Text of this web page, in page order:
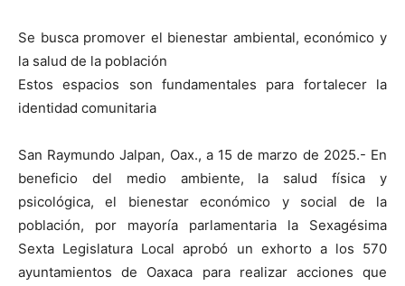
Se busca promover el bienestar ambiental, económico y
la salud de la población
Estos espacios son fundamentales para fortalecer la
identidad comunitaria
San Raymundo Jalpan, Oax., a 15 de marzo de 2025.- En
beneficio del medio ambiente, la salud física y
psicológica, el bienestar económico y social de la
población, por mayoría parlamentaria la Sexagésima
Sexta Legislatura Local aprobó un exhorto a los 570
ayuntamientos de Oaxaca para realizar acciones que